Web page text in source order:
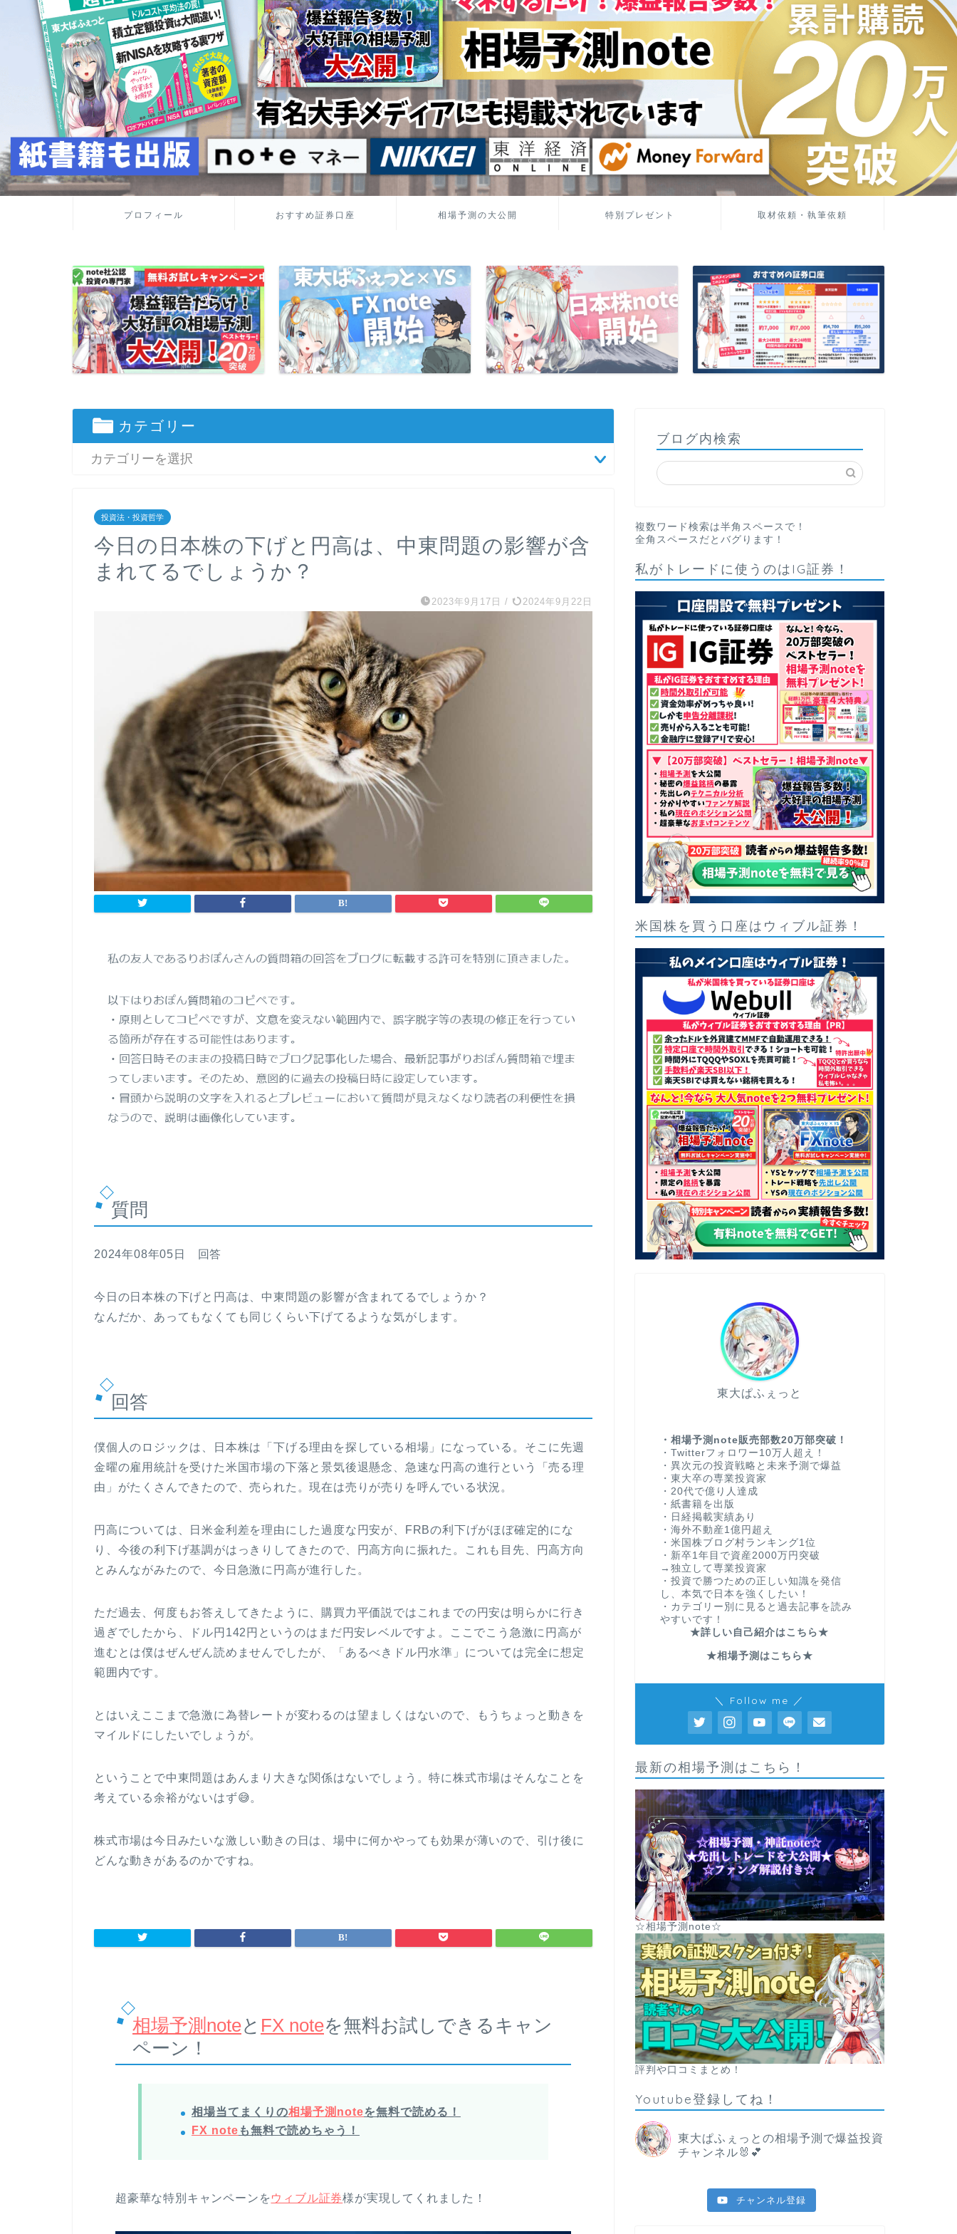
プロフィール おすすめ証券口座 相場予測の大公開 特別プレゼント 取材依頼・執筆依頼
カテゴリー
投資法・投資哲学
今日の日本株の下げと円高は、中東問題の影響が含
まれてるでしょうか？
2023年9月17日 / 2024年9月22日
質問
2024年08年05日 回答
今日の日本株の下げと円高は、中東問題の影響が含まれてるでしょうか？
なんだか、あってもなくても同じくらい下げてるような気がします。
回答
僕個人のロジックは、日本株は「下げる理由を探している相場」になっている。そこに先週
金曜の雇用統計を受けた米国市場の下落と景気後退懸念、急速な円高の進行という「売る理
由」がたくさんできたので、売られた。現在は売りが売りを呼んでいる状況。
円高については、日米金利差を理由にした過度な円安が、FRBの利下げがほぼ確定的にな
り、今後の利下げ基調がはっきりしてきたので、円高方向に振れた。これも目先、円高方向
とみんながみたので、今日急激に円高が進行した。
ただ過去、何度もお答えしてきたように、購買力平価説ではこれまでの円安は明らかに行き
過ぎでしたから、ドル円142円というのはまだ円安レベルですよ。ここでこう急激に円高が
進むとは僕はぜんぜん読めませんでしたが、「あるべきドル円水準」については完全に想定
範囲内です。
とはいえここまで急激に為替レートが変わるのは望ましくはないので、もうちょっと動きを
マイルドにしたいでしょうが。
ということで中東問題はあんまり大きな関係はないでしょう。特に株式市場はそんなことを
考えている余裕がないはず😅。
株式市場は今日みたいな激しい動きの日は、場中に何かやっても効果が薄いので、引け後に
どんな動きがあるのかですね。
相場予測noteと FX noteを無料お試しできるキャン
ペーン！
相場当てまくりの相場予測noteを無料で読める！
FX note も無料で読めちゃう！
超豪華な特別キャンペーンを ウィブル証券様が実現してくれました！
ブログ内検索
複数ワード検索は半角スペースで！
全角スペースだとバグります！
私がトレードに使うのはIG証券！
米国株を買う口座はウィブル証券！
東大ぱふぇっと
・相場予測note販売部数20万部突破！
・Twitterフォロワー10万人超え！
・異次元の投資戦略と未来予測で爆益
・東大卒の専業投資家
・20代で億り人達成
・紙書籍を出版
・日経掲載実績あり
・海外不動産1億円超え
・米国株ブログ村ランキング1位
・新卒1年目で資産2000万円突破
→独立して専業投資家
・投資で勝つための正しい知識を発信
し、本気で日本を強くしたい！
・カテゴリー別に見ると過去記事を読み
やすいです！
★詳しい自己紹介はこちら★
★相場予測はこちら★
＼ Follow me ／
最新の相場予測はこちら！
☆相場予測note☆
評判や口コミまとめ！
Youtube登録してね！
東大ぱふぇっとの相場予測で爆益投資
チャンネル🐰💕
チャンネル登録